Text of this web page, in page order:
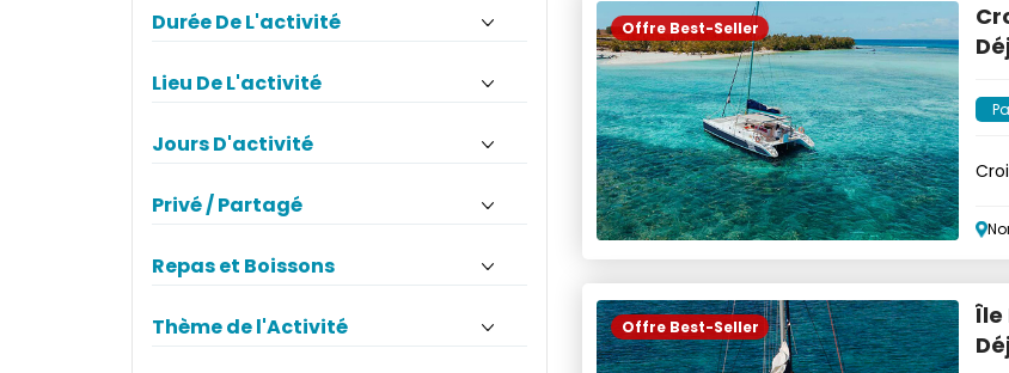
Durée De L'activité
Lieu De L'activité
Jours D'activité
Privé / Partagé
Repas et Boissons
Thème de l'Activité
Offre Best-Seller
Offre Best-Seller
Île